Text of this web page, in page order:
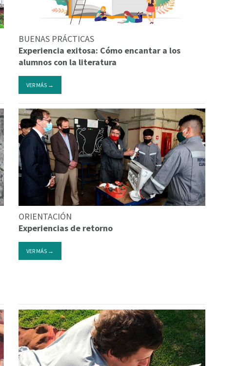
BUENAS PRÁCTICAS
Experiencia exitosa: Cómo encantar a los
alumnos con la literatura
VER MÁS →
ORIENTACIÓN
Experiencias de retorno
VER MÁS →